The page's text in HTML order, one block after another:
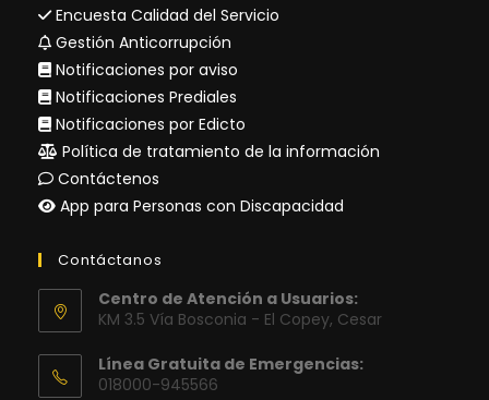
Encuesta Calidad del Servicio
Gestión Anticorrupción
Notificaciones por aviso
Notificaciones Prediales
Notificaciones por Edicto
Política de tratamiento de la información
Contáctenos
App para Personas con Discapacidad
Contáctanos
Centro de Atención a Usuarios:
KM 3.5 Vía Bosconia - El Copey, Cesar
Línea Gratuita de Emergencias:
018000-945566